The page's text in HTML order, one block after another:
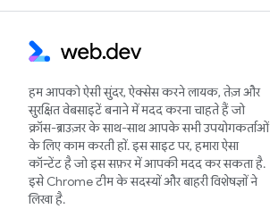
हम आपको ऐसी सुंदर, ऐक्सेस करने लायक, तेज़ और
सुरक्षित वेबसाइटें बनाने में मदद करना चाहते हैं जो
क्रॉस-ब्राउज़र के साथ-साथ आपके सभी उपयोगकर्ताओं
के लिए काम करती हों. इस साइट पर, हमारा ऐसा
कॉन्टेंट है जो इस सफ़र में आपकी मदद कर सकता है.
इसे Chrome टीम के सदस्यों और बाहरी विशेषज्ञों ने
लिखा है.